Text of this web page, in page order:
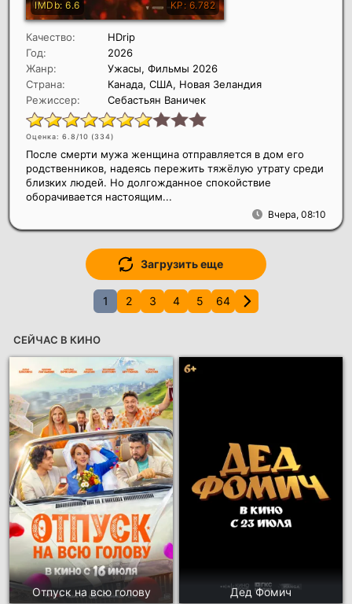
Качество:
HDrip
Год:
2026
Жанр:
Ужасы, Фильмы 2026
Страна:
Канада, США, Новая Зеландия
Режиссер:
Себастьян Ваничек
Оценка: 6.8/10 (334)
Вчера, 08:10
После смерти мужа женщина отправляется в дом его
родственников, надеясь пережить тяжёлую утрату среди
близких людей. Но долгожданное спокойствие
оборачивается настоящим...
Загрузить еще
1 2 3 4 5 64
СЕЙЧАС В КИНО
Отпуск на всю голову Дед Фомич